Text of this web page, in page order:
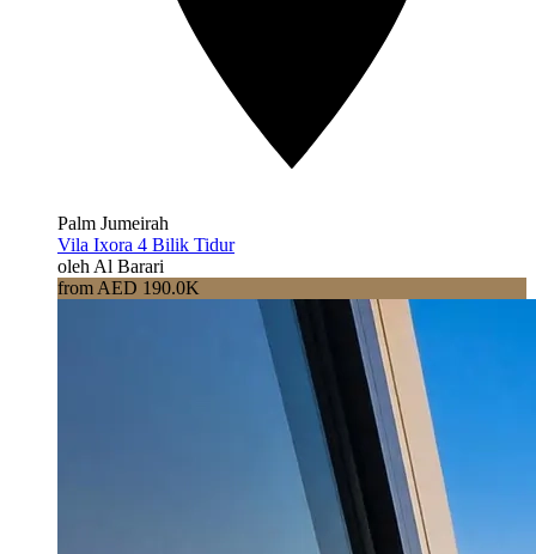
Palm Jumeirah
Vila Ixora 4 Bilik Tidur
oleh Al Barari
from AED 190.0K